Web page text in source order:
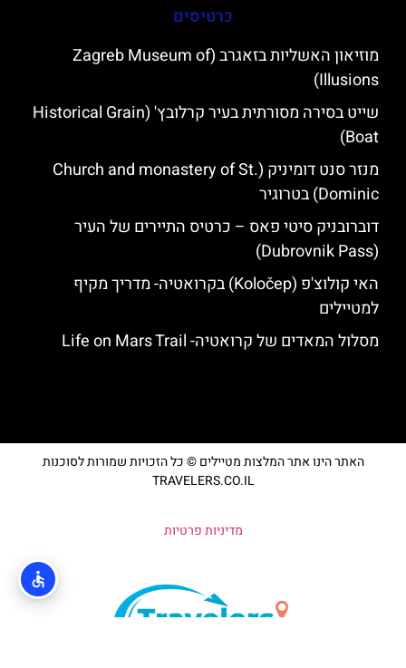
כרטיסים
מוזיאון האשליות בזאגרב (Zagreb Museum of
Illusions)
שייט בסירה מסורתית בעיר קרלובץ' (Historical Grain
Boat)
מנזר סנט דומיניק (Church and monastery of St.
Dominic) בטרוגיר
דוברובניק סיטי פאס – כרטיס התיירים של העיר
(Dubrovnik Pass)
האי קולוצ'פ (Koločep) בקרואטיה- מדריך מקיף
למטיילים
מסלול המאדים של קרואטיה- Life on Mars Trail
האתר הינו אתר המלצות מטיילים © כל הזכויות שמורות לסוכנות
TRAVELERS.CO.IL
מדיניות פרטיות